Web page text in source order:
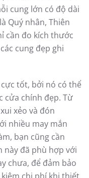
cung lớn có độ dài
Quý nhân, Thiên
cần đo kích thước
cung đẹp ghi
tốt, bởi nó có thể
cửa chính đẹp. Từ
xẻo và đón
nhiều may mắn
bạn cũng cần
này đã phù hợp với
chưa, để đảm bảo